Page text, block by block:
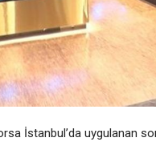
İstanbul’da uygulanan